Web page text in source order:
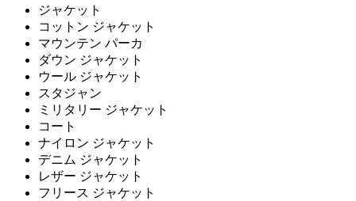
ジャケット
コットン ジャケット
マウンテン パーカ
ダウン ジャケット
ウール ジャケット
スタジャン
ミリタリー ジャケット
コート
ナイロン ジャケット
デニム ジャケット
レザー ジャケット
フリース ジャケット